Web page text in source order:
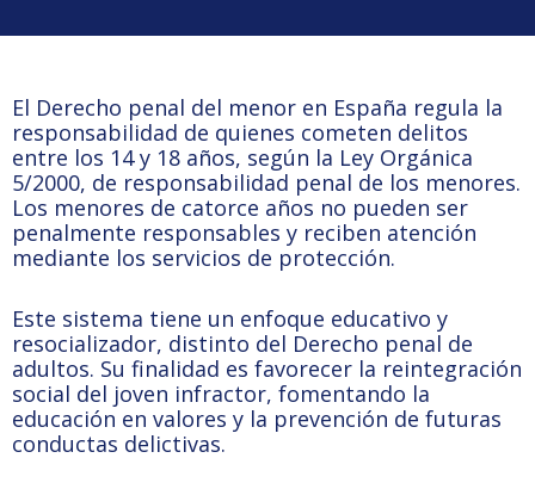
El Derecho penal del menor en España regula la
responsabilidad de quienes cometen delitos
entre los 14 y 18 años, según la Ley Orgánica
5/2000, de responsabilidad penal de los menores.
Los menores de catorce años no pueden ser
penalmente responsables y reciben atención
mediante los servicios de protección.
Este sistema tiene un enfoque educativo y
resocializador, distinto del Derecho penal de
adultos. Su finalidad es favorecer la reintegración
social del joven infractor, fomentando la
educación en valores y la prevención de futuras
conductas delictivas.